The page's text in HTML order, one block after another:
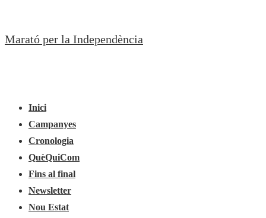
al
Marató per la Independència
principal
Inici
Campanyes
Cronologia
QuèQuiCom
Fins al final
Newsletter
Nou Estat